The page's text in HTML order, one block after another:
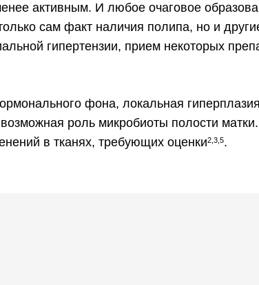
активным. И любое очаговое
сам факт наличия полипа, но и
гипертензии, прием некоторых
фона, локальная
роль микробиоты полости
в тканях, требующих оценки2,3,5.